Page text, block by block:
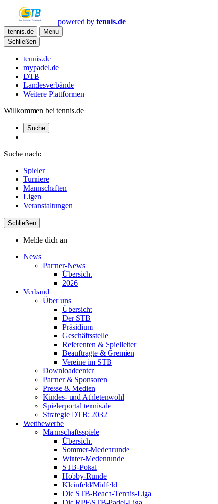
powered by tennis.de
tennis.de
Menu
Schließen
tennis.de
mypadel.de
DTB
Landesverbände
Weitere Plattformen
Willkommen bei tennis.de
Suche
Suche nach:
Spieler
Turniere
Mannschaften
Ligen
Veranstaltungen
Schließen
Melde dich an
News
Partner-News
Übersicht
2026
Verband
Über uns
Übersicht
Der STB
Präsidium
Geschäftsstelle
Referenten & Spielleiter
Beauftragte & Gremien
Vereine im STB
Downloadcenter
Partner & Sponsoren
Presse & Medien
Kindes- und Athletenwohl
Spielerportal tennis.de
Strategie DTB: 2032
Wettbewerbe
Mannschaftsspiele
Übersicht
Sommer-Medenrunde
Winter-Medenrunde
STB-Pokal
Hobby-Runde
Kleinfeld/Midfeld
Die STB-Beach-Tennis-Liga
Die RPF/STB-Padel-Liga